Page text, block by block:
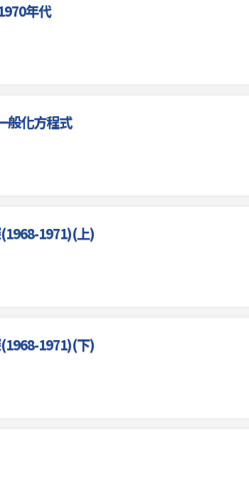
年代
般化方程式
1971)(上)
1971)(下)